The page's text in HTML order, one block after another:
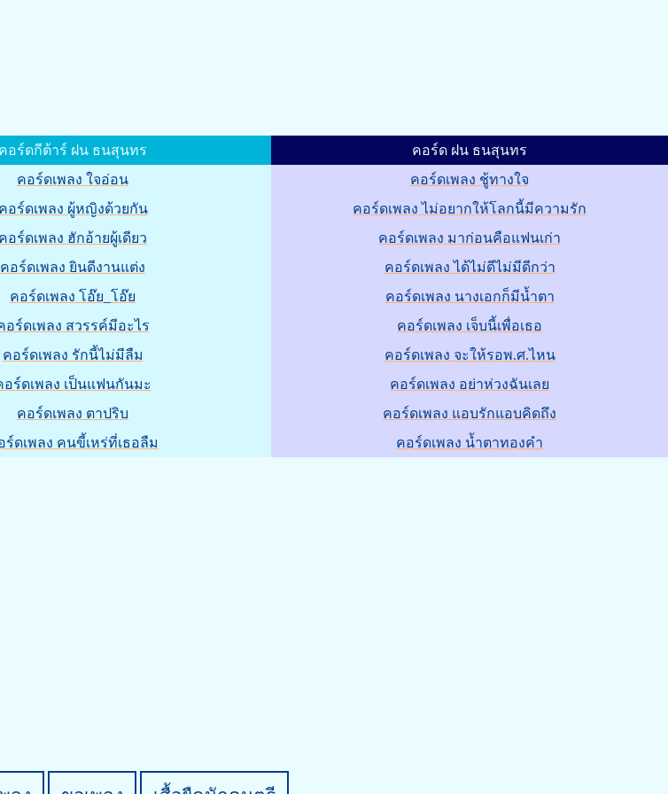
คอร์ดกีต้าร์ ฝน ธนสุนทร
คอร์ดเพลง ใจอ่อน
คอร์ดเพลง ผู้หญิงด้วยกัน
คอร์ดเพลง ฮักอ้ายผู้เดียว
คอร์ดเพลง ยินดีงานแต่ง
คอร์ดเพลง โอ๊ย_โอ๊ย
อร์ดเพลง สวรรค์มีอะไร
คอร์ดเพลง รักนี้ไม่มีลืม
อร์ดเพลง เป็นแฟนกันมะ
คอร์ดเพลง ตาปริบ
ร์ดเพลง คนขี้เหร่ที่เธอลืม
คอร์ด ฝน ธนสุนทร
คอร์ดเพลง ชู้ทางใจ
คอร์ดเพลง ไม่อยากให้โลกนี้มีความรัก
คอร์ดเพลง มาก่อนคือแฟนเก่า
คอร์ดเพลง ได้ไม่ดีไม่มีดีกว่า
คอร์ดเพลง นางเอกก็มีน้ำตา
คอร์ดเพลง เจ็บนี้เพื่อเธอ
คอร์ดเพลง จะให้รอพ.ศ.ไหน
คอร์ดเพลง อย่าห่วงฉันเลย
คอร์ดเพลง แอบรักแอบคิดถึง
คอร์ดเพลง น้ำตาทองคำ